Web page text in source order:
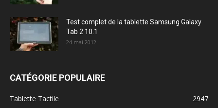
Test complet de la tablette Samsung Galaxy
Tab 2 10.1
24 mai 2012
CATÉGORIE POPULAIRE
Tablette Tactile
2947